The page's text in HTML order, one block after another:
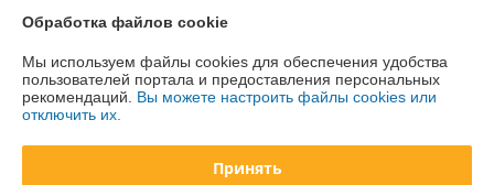
Полная версия сайта
Политика обработки cookies
Обработка файлов cookie
Мы используем файлы cookies для обеспечения удобства
пользователей портала и предоставления персональных
рекомендаций. Вы можете настроить файлы cookies или
отключить их.
Принять